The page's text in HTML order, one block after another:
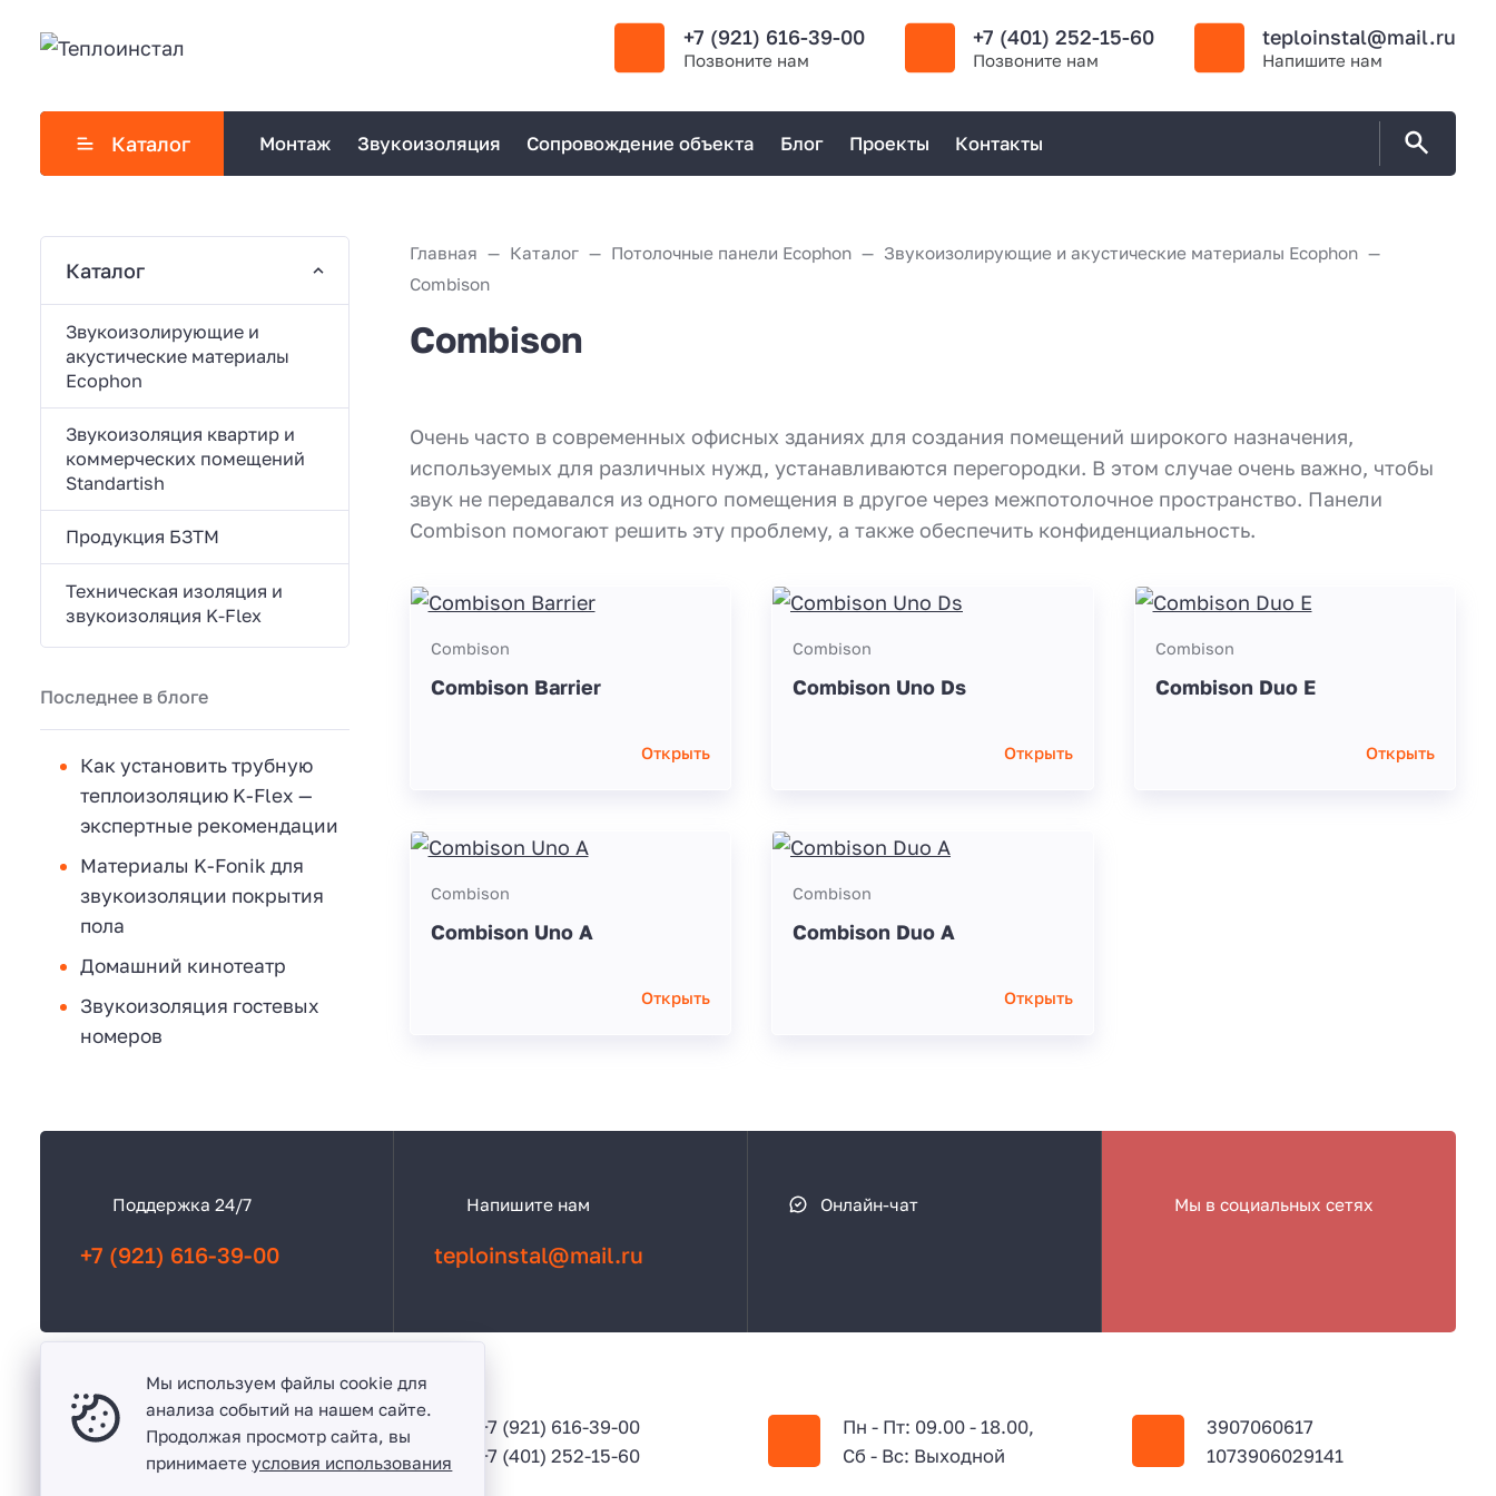
+7 (921) 616-39-00
Позвоните нам
+7 (401) 252-15-60
Позвоните нам
teploinstal@mail.ru
Напишите нам
Каталог Монтаж Звукоизоляция Сопровождение объекта Блог Проекты Контакты
Главная Каталог Потолочные панели Ecophon
Звукоизолирующие и акустические материалы Ecophon
Combison
Combison
Очень часто в современных офисных зданиях для создания помещений широкого назначения,
используемых для различных нужд, устанавливаются перегородки. В этом случае очень важно, чтобы
звук не передавался из одного помещения в другое через межпотолочное пространство. Панели
Combison помогают решить эту проблему, а также обеспечить конфиденциальность.
Combison
Combison Barrier
Открыть
Combison
Combison Uno Ds
Открыть
Combison
Combison Duo E
Открыть
Combison
Combison Uno A
Открыть
Combison
Combison Duo A
Открыть
Каталог
Звукоизолирующие и
акустические материалы
Ecophon
Звукоизоляция квартир и
коммерческих помещений
Standartish
Продукция БЗТМ
Техническая изоляция и
звукоизоляция K-Flex
Последнее в блоге
Как установить трубную
теплоизоляцию K-Flex —
экспертные рекомендации
Материалы K-Fonik для
звукоизоляции покрытия
пола
Домашний кинотеатр
Звукоизоляция гостевых
номеров
з
Поддержка 24/7
+7 (921) 616-39-00
Напишите нам
teploinstal@mail.ru
Онлайн-чат Мы в социальных сетях
Калининград
ул. Гайдара, 173-179, оф 5
+7 (921) 616-39-00
+7 (401) 252-15-60
Пн - Пт: 09.00 - 18.00,
Сб - Вс: Выходной
3907060617
1073906029141
Мы используем файлы cookie для
анализа событий на нашем сайте.
Продолжая просмотр сайта, вы
принимаетеусловия использования